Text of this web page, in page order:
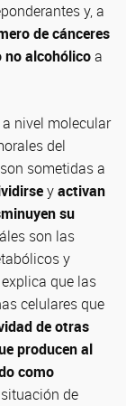
y, a
de cánceres
no alcohólicoa
nivel molecular
del
sometidas a
yactivan
su
son las
y
que las
celulares que
de otras
producen al
como
de